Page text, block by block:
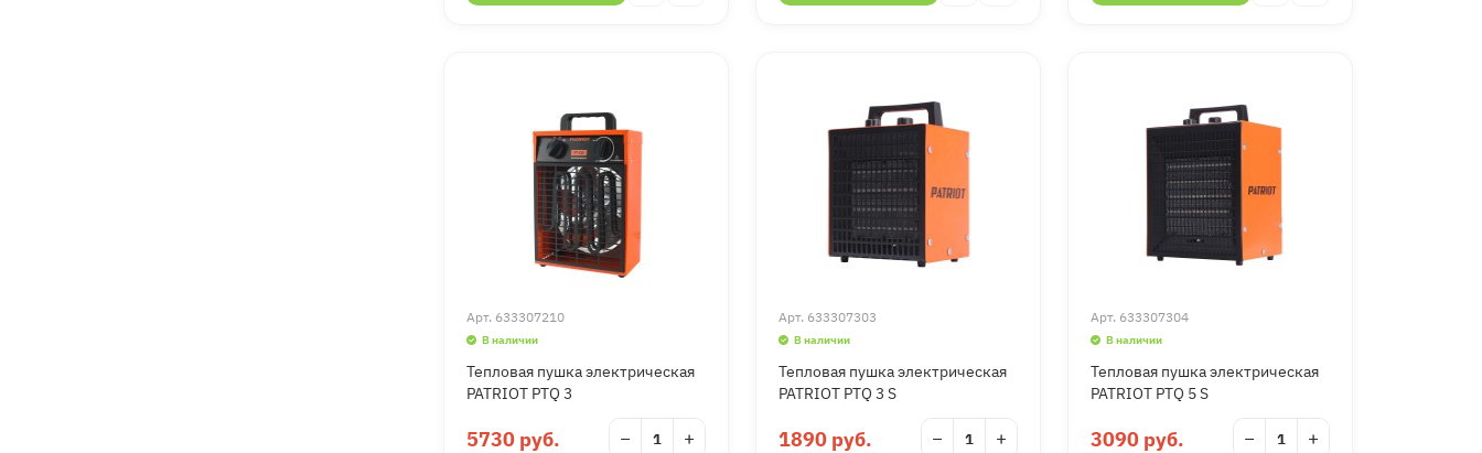
Арт. 633307210
В наличии
Тепловая пушка электрическая
PATRIOT PTQ 3
5730 руб. − +
Арт. 633307303
В наличии
Тепловая пушка электрическая
PATRIOT PTQ 3 S
1890 руб. − +
Арт. 633307304
В наличии
Тепловая пушка электрическая
PATRIOT PTQ 5 S
3090 руб. − +